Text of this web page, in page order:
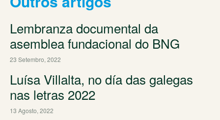
Lembranza documental da
asemblea fundacional do BNG
23 Setembro, 2022
Luísa Villalta, no día das galegas
nas letras 2022
13 Agosto, 2022